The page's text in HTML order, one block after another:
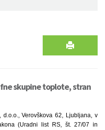
skupine toplote, stran
Verovškova 62, Ljubljana, v
(Uradni list RS, št. 27/07 in